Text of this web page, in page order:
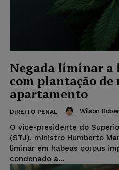
Negada liminar a
com plantação de
apartamento
DIREITO PENAL Wilson
O vice-presidente do
(STJ), ministro Humberto
liminar em habeas corpus
condenado a...